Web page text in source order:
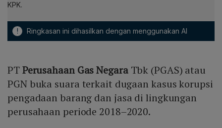
KPK.
! Ringkasan ini dihasilkan dengan menggunakan AI
PTPerusahaan Gas Negara Tbk (PGAS) atau
PGN buka suara terkait dugaan kasus korupsi
pengadaan barang dan jasa di lingkungan
perusahaan periode 2018–2020.